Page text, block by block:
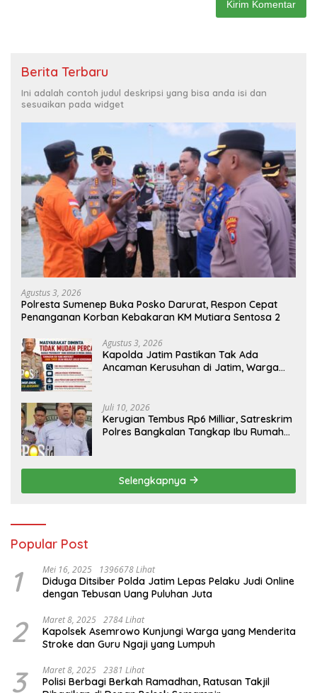
Berita Terbaru
Ini adalah contoh judul deskripsi yang bisa anda isi dan
sesuaikan pada widget
Agustus 3, 2026
Polresta Sumenep Buka Posko Darurat, Respon Cepat
Penanganan Korban Kebakaran KM Mutiara Sentosa 2
Agustus 3, 2026
Kapolda Jatim Pastikan Tak Ada
Ancaman Kerusuhan di Jatim, Warga
Juli 10, 2026
Kerugian Tembus Rp6 Milliar, Satreskrim
Polres Bangkalan Tangkap Ibu Rumah
Selengkapnya
Popular Post
1 Mei 16, 2025 1396678 Lihat
Diduga Ditsiber Polda Jatim Lepas Pelaku Judi Online
dengan Tebusan Uang Puluhan Juta
2 Maret 8, 2025 2784 Lihat
Kapolsek Asemrowo Kunjungi Warga yang Menderita
Stroke dan Guru Ngaji yang Lumpuh
3 Maret 8, 2025 2381 Lihat
Polisi Berbagi Berkah Ramadhan, Ratusan Takjil